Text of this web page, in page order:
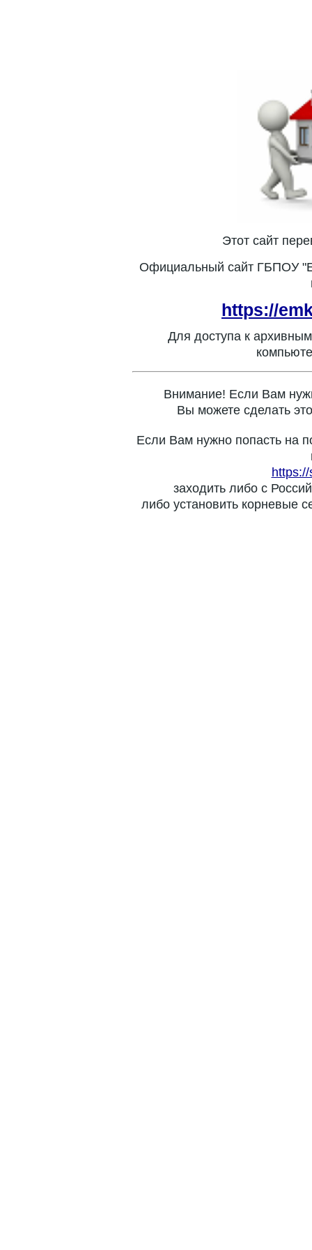
Этот сайт
Официальный сайт ГБПОУ
https://
Для доступа к
Внимание! Если Вам
Вы можете сделать
Если Вам нужно попасть на
заходить либо с
либо установить корневые